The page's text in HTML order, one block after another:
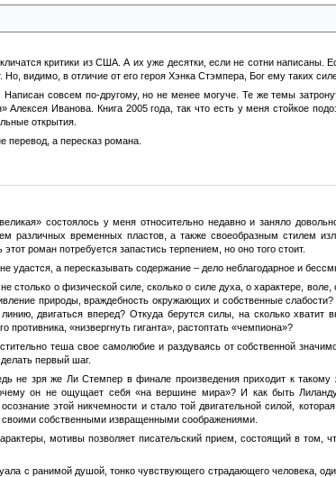
критики из США. А их уже десятки, если не сотни написаны.
видимо, в отличие от его героя Хэнка Стэмпера, Бог ему таких
совсем по-другому, но не менее могуче. Те же темы
Иванова. Книга 2005 года, так что есть у меня стойкое
открытия.
а пересказ романа.
состоялось у меня относительно недавно и заняло
различных временных пластов, а также своеобразным стилем
роман потребуется запастись терпением, но оно того стоит.
удастся, а пересказывать содержание – дело неблагодарное и
столько о физической силе, сколько о силе духа, о характере,
природы, враждебность окружающих и собственные
двигаться вперед? Откуда берутся силы, на сколько хватит
«низвергнуть гиганта», растоптать «чемпиона»?
теша свое самолюбие и раздуваясь от собственной
первый шаг.
не зря же Ли Стемпер в финале произведения приходит к
он не ощущает себя «на вершине мира»? И как быть
этой никчемности и стало той двигательной силой,
своими собственными извращенными соображениями.
мотивы позволяет писательский прием, состоящий в том,
с ранимой душой, тонко чувствующего страдающего человека,